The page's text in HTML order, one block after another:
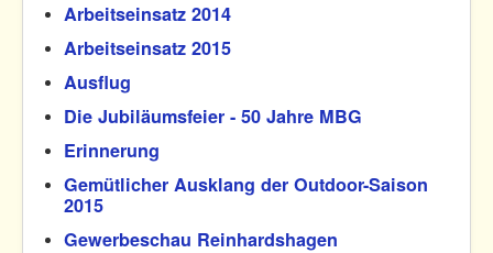
Arbeitseinsatz 2014
Arbeitseinsatz 2015
Ausflug
Die Jubiläumsfeier - 50 Jahre MBG
Erinnerung
Gemütlicher Ausklang der Outdoor-Saison
2015
Gewerbeschau Reinhardshagen